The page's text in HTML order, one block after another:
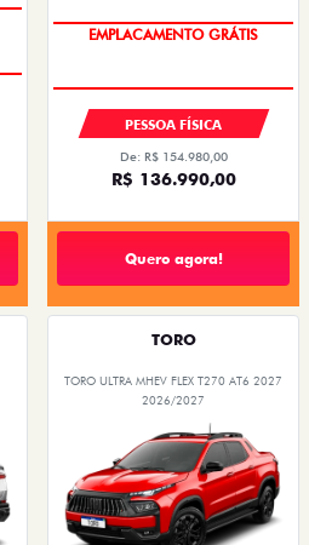
OPORTUNIDADE
PESSOA FÍSICA
De: R$ 154.980,00
R$ 136.990,00
Quero agora!
TORO
TORO ULTRA MHEV FLEX T270 AT6 2027
2026/2027